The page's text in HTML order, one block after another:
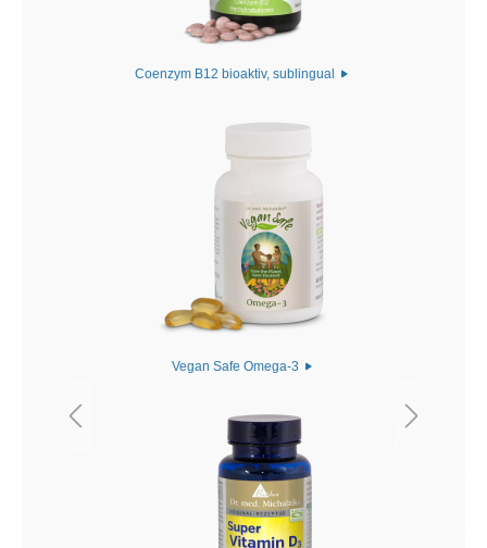
Coenzym B12 bioaktiv, sublingual
Vegan Safe Omega-3